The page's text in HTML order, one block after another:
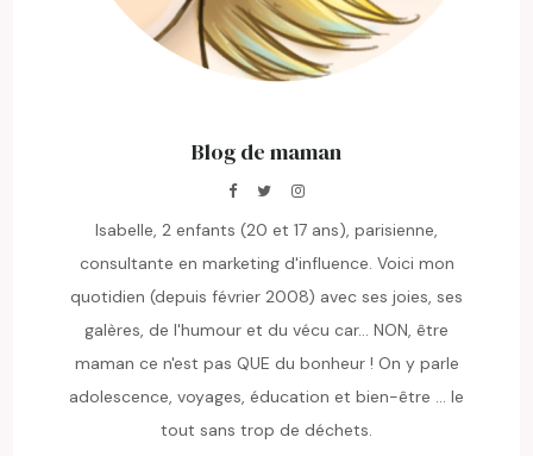
Blog de maman
Isabelle, 2 enfants (20 et 17 ans), parisienne,
consultante en marketing d'influence. Voici mon
quotidien (depuis février 2008) avec ses joies, ses
galères, de l'humour et du vécu car... NON, être
maman ce n'est pas QUE du bonheur ! On y parle
adolescence, voyages, éducation et bien-être ... le
tout sans trop de déchets.